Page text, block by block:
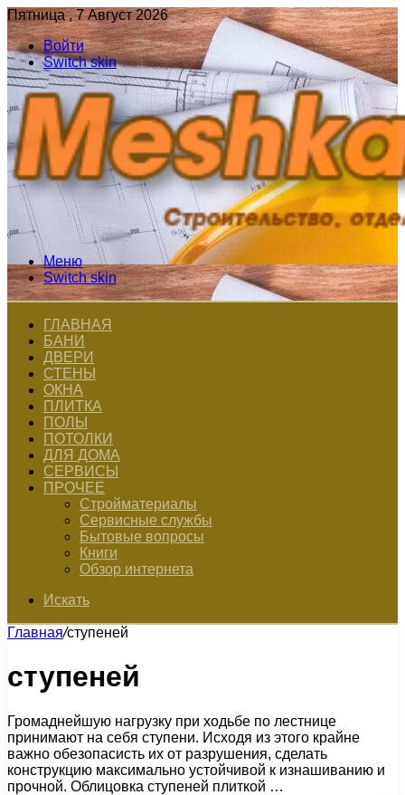
Пятница , 7 Август 2026
Войти
Switch skin
Меню
Switch skin
ГЛАВНАЯ
БАНИ
ДВЕРИ
СТЕНЫ
ОКНА
ПЛИТКА
ПОЛЫ
ПОТОЛКИ
ДЛЯ ДОМА
СЕРВИСЫ
ПРОЧЕЕ
Стройматериалы
Сервисные службы
Бытовые вопросы
Книги
Обзор интернета
Искать
Главная/ступеней
ступеней
Громаднейшую нагрузку при ходьбе по лестнице
принимают на себя ступени. Исходя из этого крайне
важно обезопасисть их от разрушения, сделать
конструкцию максимально устойчивой к изнашиванию и
прочной. Облицовка ступеней плиткой …